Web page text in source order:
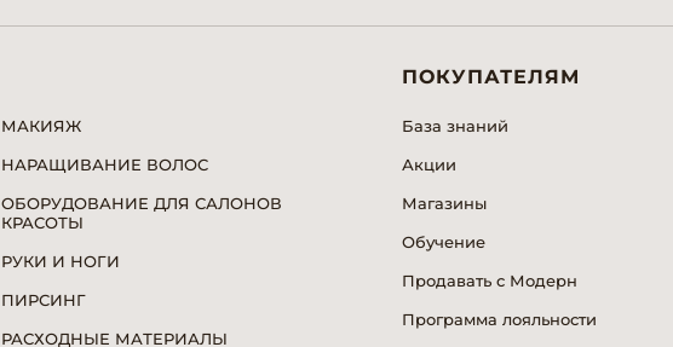
МАКИЯЖ
НАРАЩИВАНИЕ ВОЛОС
ОБОРУДОВАНИЕ ДЛЯ САЛОНОВ
КРАСОТЫ
РУКИ И НОГИ
ПИРСИНГ
РАСХОДНЫЕ МАТЕРИАЛЫ
ПОКУПАТЕЛЯМ
База знаний
Акции
Магазины
Обучение
Продавать с Модерн
Программа лояльности